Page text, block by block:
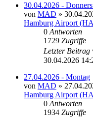
30.04.2026 -
von MAD »
Hamburg Airport
0 Antworten
1729 Zugriffe
Letzter Beitrag
30.04.2026
27.04.2026 - Montag
von MAD »
Hamburg Airport
0 Antworten
1934 Zugriffe